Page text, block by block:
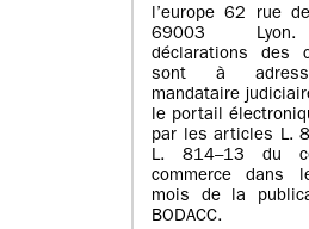
l’europe 62 rue
69003
déclarations des
sont à
mandataire
le portail
par les articles L.
L. 814–13 du
commerce dans
mois de la
BODACC.